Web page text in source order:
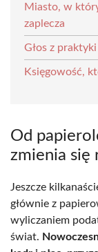
Miasto, w
zaplecza
Głos z
Księgowość,
Od
zmienia się
Jeszcze
głównie z
wyliczaniem
świat.